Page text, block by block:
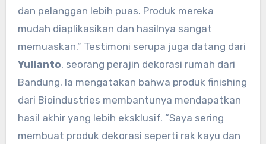
dan pelanggan lebih puas. Produk mereka
mudah diaplikasikan dan hasilnya sangat
memuaskan.” Testimoni serupa juga datang dari
Yulianto, seorang perajin dekorasi rumah dari
Bandung. Ia mengatakan bahwa produk finishing
dari Bioindustries membantunya mendapatkan
hasil akhir yang lebih eksklusif. “Saya sering
membuat produk dekorasi seperti rak kayu dan